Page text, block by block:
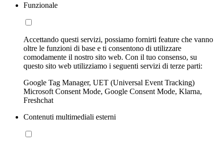
Funzionale
Accettando questi servizi, possiamo fornirti feature che vanno
oltre le funzioni di base e ti consentono di utilizzare
comodamente il nostro sito web. Con il tuo consenso, su
questo sito web utilizziamo i seguenti servizi di terze parti:
Google Tag Manager, UET (Universal Event Tracking)
Microsoft Consent Mode, Google Consent Mode, Klarna,
Freshchat
Contenuti multimediali esterni